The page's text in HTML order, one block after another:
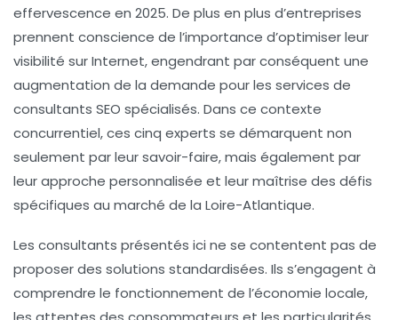
effervescence en 2025. De plus en plus d’entreprises
prennent conscience de l’importance d’optimiser leur
visibilité sur Internet, engendrant par conséquent une
augmentation de la demande pour les services de
consultants SEO spécialisés. Dans ce contexte
concurrentiel, ces cinq experts se démarquent non
seulement par leur savoir-faire, mais également par
leur approche personnalisée et leur maîtrise des défis
spécifiques au marché de la Loire-Atlantique.
Les consultants présentés ici ne se contentent pas de
proposer des solutions standardisées. Ils s’engagent à
comprendre le fonctionnement de l’économie locale,